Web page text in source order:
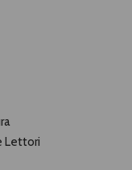
Lettori